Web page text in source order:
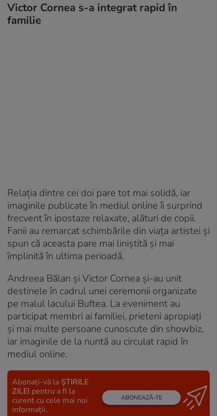
Victor Cornea s-a integrat rapid în
familie
Relația dintre cei doi pare tot mai solidă, iar
imaginile publicate în mediul online îi surprind
frecvent în ipostaze relaxate, alături de copii.
Fanii au remarcat schimbările din viața artistei și
spun că aceasta pare mai liniștită și mai
împlinită în ultima perioadă.
Andreea Bălan și Victor Cornea și-au unit
destinele în cadrul unei ceremonii organizate
pe malul lacului Buftea. La eveniment au
participat membri ai familiei, prieteni apropiați
și mai multe persoane cunoscute din showbiz,
iar imaginile de la nuntă au circulat rapid în
mediul online.
Abonați-vă la ȘTIRILE
ZILEI pentru a fi la
curent cu cele mai noi
informații.
ABONEAZĂ-TE